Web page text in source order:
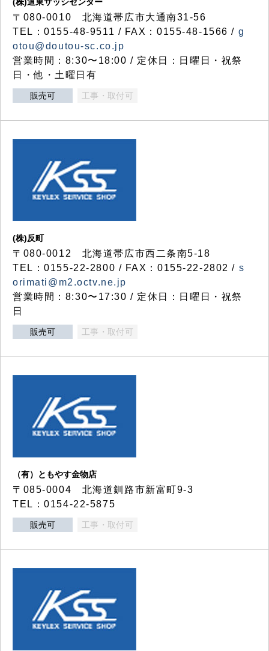
〒080-0010 北海道帯広市大通南31-56
TEL：0155-48-9511 / FAX：0155-48-1566 / g
otou@doutou-sc.co.jp
営業時間：8:30〜18:00 / 定休日：日曜日・祝祭
日・他・土曜日有
販売可 工事・取付可
(株)反町
〒080-0012 北海道帯広市西二条南5-18
TEL：0155-22-2800 / FAX：0155-22-2802 / s
orimati@m2.octv.ne.jp
営業時間：8:30〜17:30 / 定休日：日曜日・祝祭
日
販売可 工事・取付可
（有）ともやす金物店
〒085-0004 北海道釧路市新富町9-3
TEL：0154-22-5875
販売可 工事・取付可